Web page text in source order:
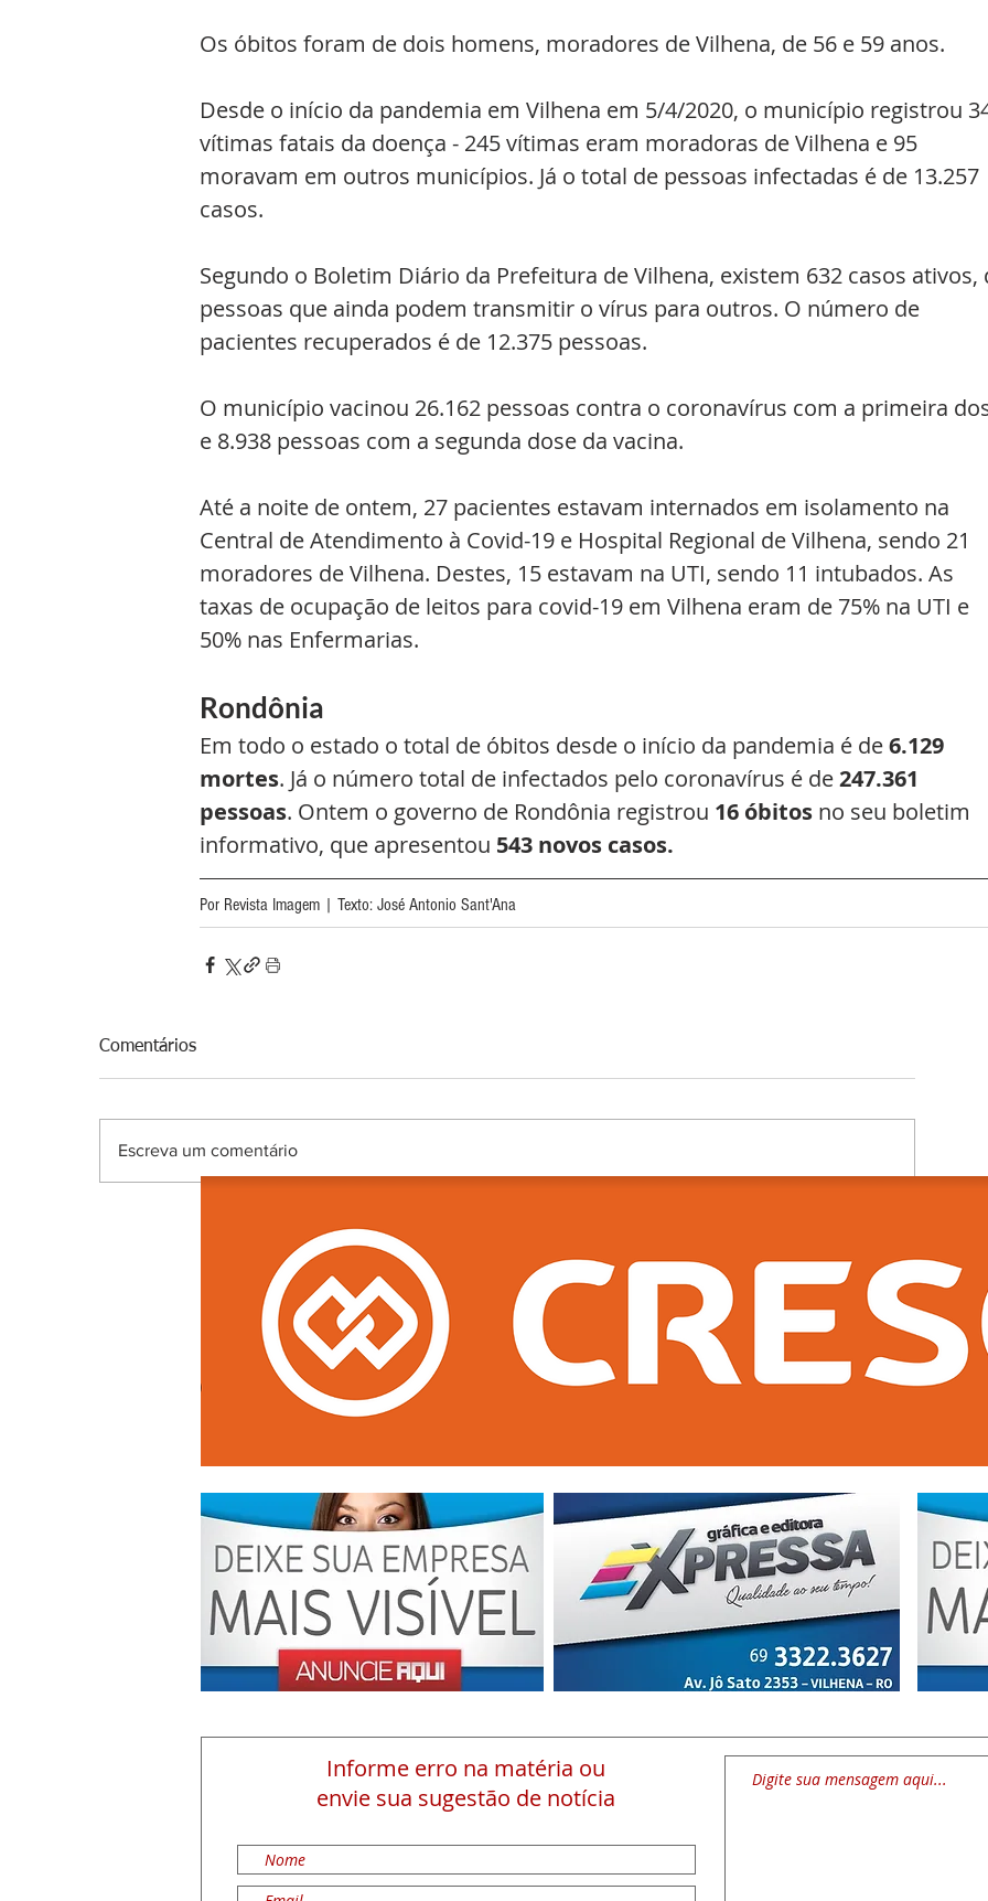
Os óbitos foram de dois homens, moradores de Vilhena, de 56 e 59 anos.
Desde o início da pandemia em Vilhena em 5/4/2020, o município registrou
vítimas fatais da doença - 245 vítimas eram moradoras de Vilhena e 95
moravam em outros municípios. Já o total de pessoas infectadas é de 13.257
casos.
Segundo o Boletim Diário da Prefeitura de Vilhena, existem 632 casos
pessoas que ainda podem transmitir o vírus para outros. O número de
pacientes recuperados é de 12.375 pessoas.
O município vacinou 26.162 pessoas contra o coronavírus com a primeira
e 8.938 pessoas com a segunda dose da vacina.
Até a noite de ontem, 27 pacientes estavam internados em isolamento na
Central de Atendimento à Covid-19 e Hospital Regional de Vilhena, sendo 21
moradores de Vilhena. Destes, 15 estavam na UTI, sendo 11 intubados. As
taxas de ocupação de leitos para covid-19 em Vilhena eram de 75% na UTI e
50% nas Enfermarias.
Rondônia
Em todo o estado o total de óbitos desde o início da pandemia é de 6.129
mortes. Já o número total de infectados pelo coronavírus é de 247.361
pessoas. Ontem o governo de Rondônia registrou 16 óbitos no seu boletim
informativo, que apresentou 543 novos casos.
Por Revista Imagem | Texto: José Antonio Sant'Ana
Comentários
Escreva um comentário
Informe erro na matéria ou
envie sua sugestão de notícia